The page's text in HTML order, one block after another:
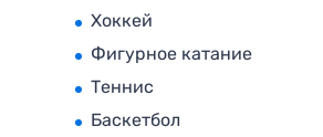
Хоккей
Фигурное катание
Теннис
Баскетбол